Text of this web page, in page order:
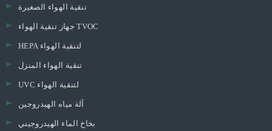
تنقية الهواء الصغيرة
جهاز تنقية الهواء TVOC
HEPA لتنقية الهواء
تنقية الهواء المنزل
UVC لتنقية الهواء
آلة مياه الهيدروجين
بخاخ الماء الهيدروجيني